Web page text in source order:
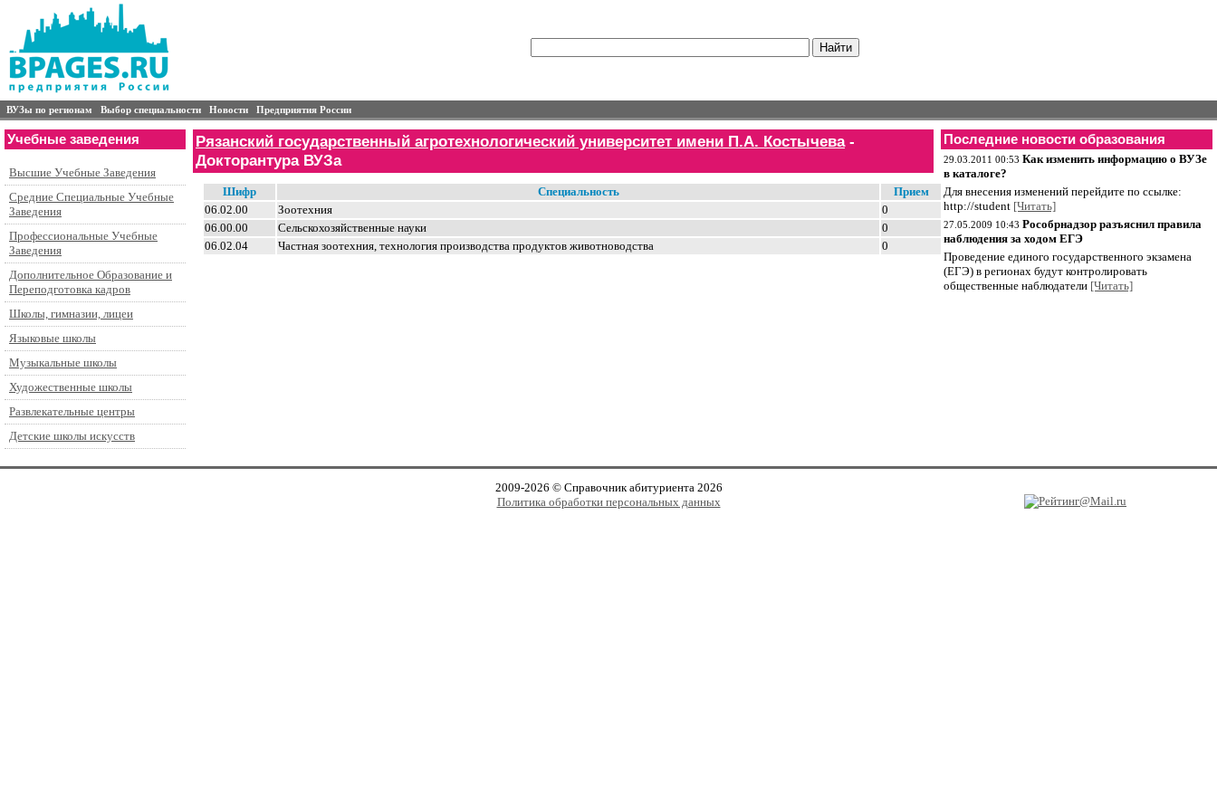
ВУЗы по регионам Выбор специальности Новости Предприятия России
Учебные заведения
Высшие Учебные Заведения
Средние Специальные Учебные
Заведения
Профессиональные Учебные
Заведения
Дополнительное Образование и
Переподготовка кадров
Школы, гимназии, лицеи
Языковые школы
Музыкальные школы
Художественные школы
Развлекательные центры
Детские школы искусств
Рязанский государственный агротехнологический университет имени П.А. Костычева-
Докторантура ВУЗа
Шифр Специальность
Прием
06.02.00
Зоотехния
0
06.00.00
Сельскохозяйственные науки
0
06.02.04
Частная зоотехния, технология производства продуктов животноводства 0
Последние новости образования
29.03.2011 00:53 Как изменить информацию о ВУЗе
в каталоге?
Для внесения изменений перейдите по ссылке:
http://student [Читать]
27.05.2009 10:43 Рособрнадзор разъяснил правила
наблюдения за ходом ЕГЭ
Проведение единого государственного экзамена
(ЕГЭ) в регионах будут контролировать
общественные наблюдатели [Читать]
2009-2026 © Справочник абитуриента 2026
Политика обработки персональных данных